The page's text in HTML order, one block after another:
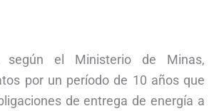
según el Ministerio de Minas,
por un período de 10 años que
de entrega de energía a